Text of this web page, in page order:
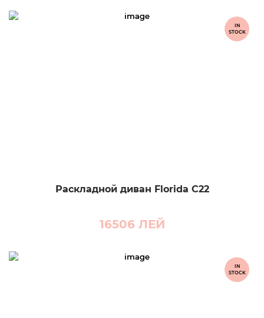
IN
STOCK
Раскладной диван Florida C22
16506 ЛЕЙ
IN
STOCK